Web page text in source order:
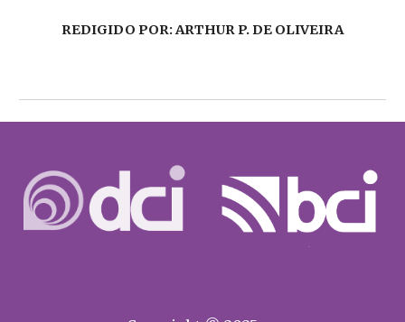
REDIGIDO POR: ARTHUR P. DE OLIVEIRA